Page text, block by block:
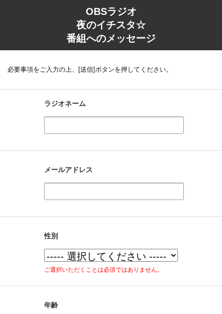
OBSラジオ
夜のイチスタ☆
番組へのメッセージ
必要事項をご入力の上、[送信]ボタンを押してください。
ラジオネーム
メールアドレス
性別
ご選択いただくことは必須ではありません。
年齢